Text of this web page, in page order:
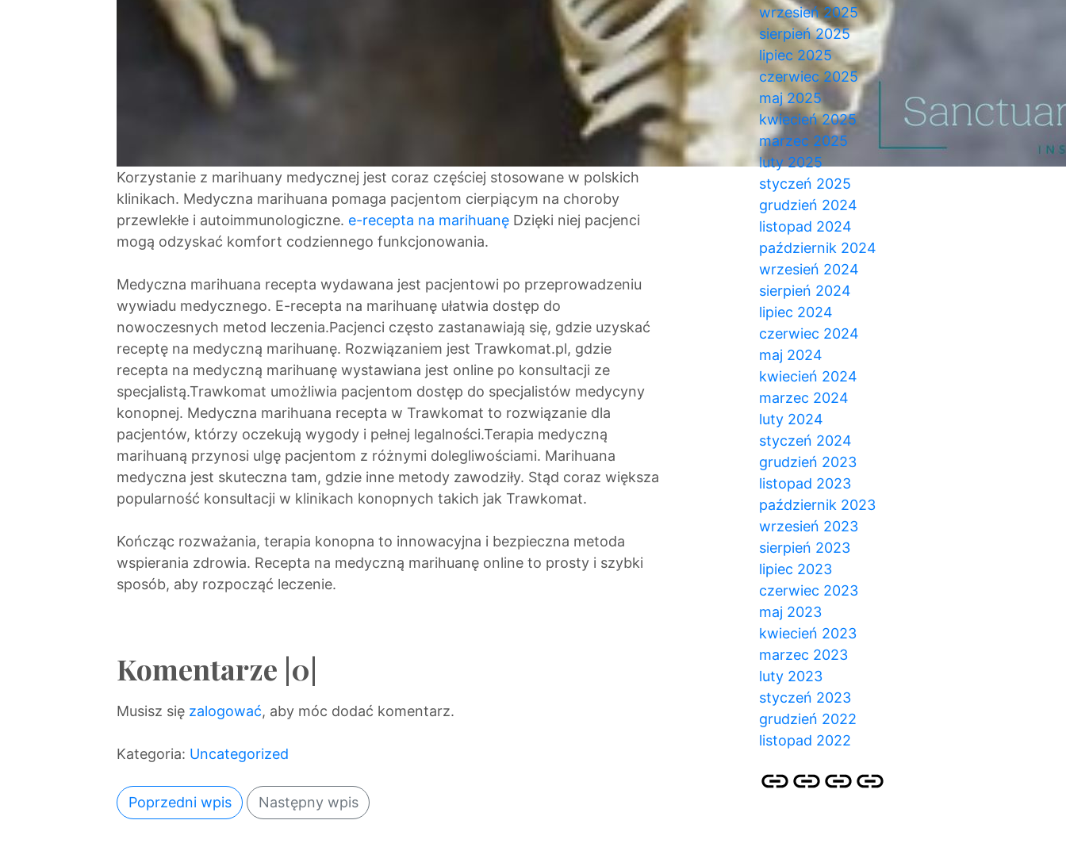
Korzystanie z marihuany medycznej jest coraz częściej stosowane w polskich
klinikach. Medyczna marihuana pomaga pacjentom cierpiącym na choroby
przewlekłe i autoimmunologiczne. e-recepta na marihuanę Dzięki niej pacjenci
mogą odzyskać komfort codziennego funkcjonowania.
Medyczna marihuana recepta wydawana jest pacjentowi po przeprowadzeniu
wywiadu medycznego. E-recepta na marihuanę ułatwia dostęp do
nowoczesnych metod leczenia.Pacjenci często zastanawiają się, gdzie uzyskać
receptę na medyczną marihuanę. Rozwiązaniem jest Trawkomat.pl, gdzie
recepta na medyczną marihuanę wystawiana jest online po konsultacji ze
specjalistą.Trawkomat umożliwia pacjentom dostęp do specjalistów medycyny
konopnej. Medyczna marihuana recepta w Trawkomat to rozwiązanie dla
pacjentów, którzy oczekują wygody i pełnej legalności.Terapia medyczną
marihuaną przynosi ulgę pacjentom z różnymi dolegliwościami. Marihuana
medyczna jest skuteczna tam, gdzie inne metody zawodziły. Stąd coraz większa
popularność konsultacji w klinikach konopnych takich jak Trawkomat.
Kończąc rozważania, terapia konopna to innowacyjna i bezpieczna metoda
wspierania zdrowia. Recepta na medyczną marihuanę online to prosty i szybki
sposób, aby rozpocząć leczenie.
Komentarze |0|
Musisz się zalogować, aby móc dodać komentarz.
Kategoria: Uncategorized
Poprzedni wpis Następny wpis
wrzesień 2025
sierpień 2025
lipiec 2025
czerwiec 2025
maj 2025
kwiecień 2025
marzec 2025
luty 2025
styczeń 2025
grudzień 2024
listopad 2024
październik 2024
wrzesień 2024
sierpień 2024
lipiec 2024
czerwiec 2024
maj 2024
kwiecień 2024
marzec 2024
luty 2024
styczeń 2024
grudzień 2023
listopad 2023
październik 2023
wrzesień 2023
sierpień 2023
lipiec 2023
czerwiec 2023
maj 2023
kwiecień 2023
marzec 2023
luty 2023
styczeń 2023
grudzień 2022
listopad 2022
StronaPozycjonowanie
SKLEPBLOG